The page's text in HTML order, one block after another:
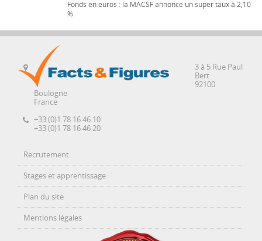
Fonds en euros : la MACSF annonce un super taux à 2,10
%
3 à 5 Rue Paul
Bert
92100
Boulogne
France
+33 (0)1 78 16 46 10
+33 (0)1 78 16 46 20
Recrutement
Stages et apprentissage
Plan du site
Mentions légales